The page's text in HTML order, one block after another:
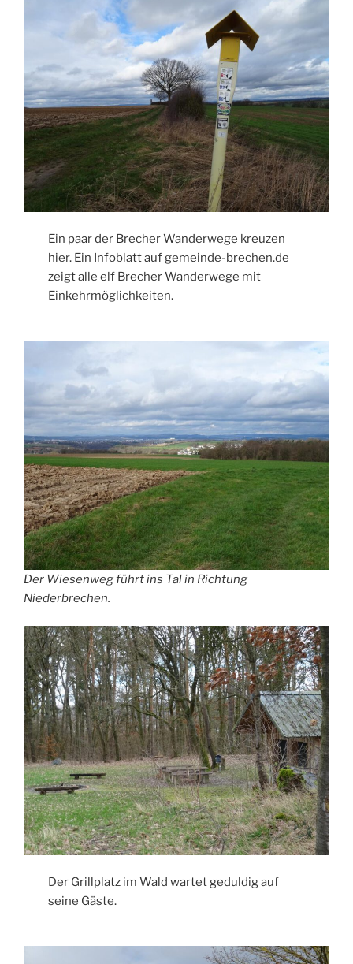
Ein paar der Brecher Wanderwege kreuzen
hier. Ein Infoblatt auf gemeinde-brechen.de
zeigt alle elf Brecher Wanderwege mit
Einkehrmöglichkeiten.
Der Wiesenweg führt ins Tal in Richtung
Niederbrechen.
Der Grillplatz im Wald wartet geduldig auf
seine Gäste.